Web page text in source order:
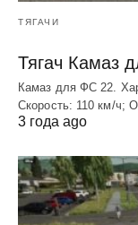
ТЯГАЧИ
Тягач Камаз
Камаз для ФС 22.
Скорость: 110 км/ч;
3 года ago